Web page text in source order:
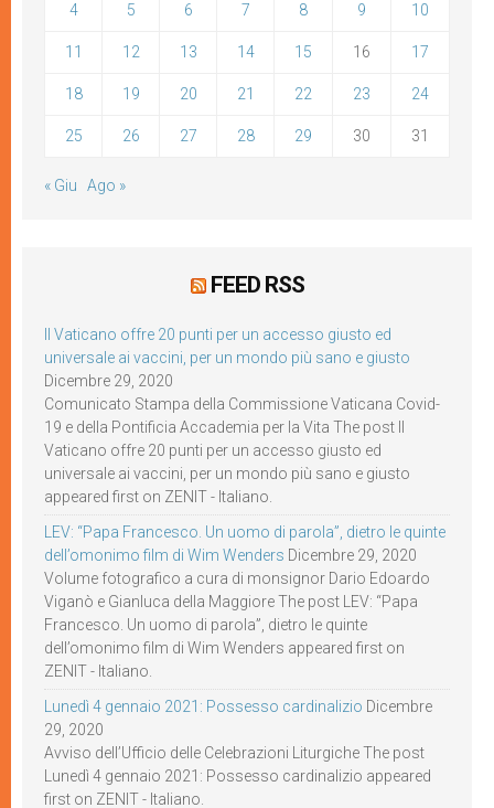
4 5 6 7 8 9 10
11 12 13 14 15 16 17
18 19 20 21 22 23 24
25 26 27 28 29 30 31
« Giu Ago »
FEED RSS
Il Vaticano offre 20 punti per un accesso giusto ed
universale ai vaccini, per un mondo più sano e giusto
Dicembre 29, 2020
Comunicato Stampa della Commissione Vaticana Covid-
19 e della Pontificia Accademia per la Vita The post Il
Vaticano offre 20 punti per un accesso giusto ed
universale ai vaccini, per un mondo più sano e giusto
appeared first on ZENIT - Italiano.
LEV: “Papa Francesco. Un uomo di parola”, dietro le quinte
dell’omonimo film di Wim Wenders Dicembre 29, 2020
Volume fotografico a cura di monsignor Dario Edoardo
Viganò e Gianluca della Maggiore The post LEV: “Papa
Francesco. Un uomo di parola”, dietro le quinte
dell’omonimo film di Wim Wenders appeared first on
ZENIT - Italiano.
Lunedì 4 gennaio 2021: Possesso cardinalizio Dicembre
29, 2020
Avviso dell’Ufficio delle Celebrazioni Liturgiche The post
Lunedì 4 gennaio 2021: Possesso cardinalizio appeared
first on ZENIT - Italiano.